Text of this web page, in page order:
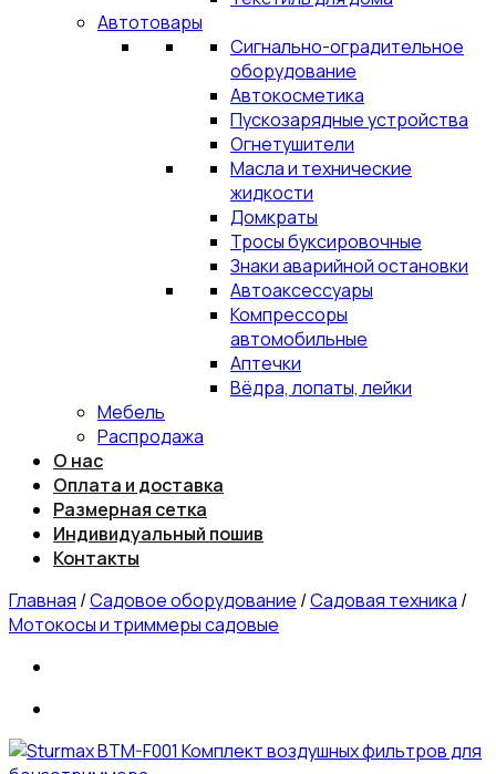
Автотовары
Сигнально-оградительное
оборудование
Автокосметика
Пускозарядные устройства
Огнетушители
Масла и технические
жидкости
Домкраты
Тросы буксировочные
Знаки аварийной остановки
Автоаксессуары
Компрессоры
автомобильные
Аптечки
Вёдра, лопаты, лейки
Мебель
Распродажа
О нас
Оплата и доставка
Размерная сетка
Индивидуальный пошив
Контакты
Главная /Садовое оборудование /Садовая техника /
Мотокосы и триммеры садовые